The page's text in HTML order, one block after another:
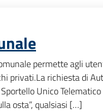
permette agli
privati.La richiesta di
Unico Telematico
osta”, qualsiasi […]